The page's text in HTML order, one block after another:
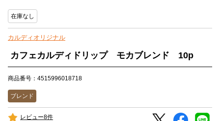
在庫なし
カルディオリジナル
カフェカルディドリップ モカブレンド 10p
商品番号：4515996018718
ブレンド
レビュー8件